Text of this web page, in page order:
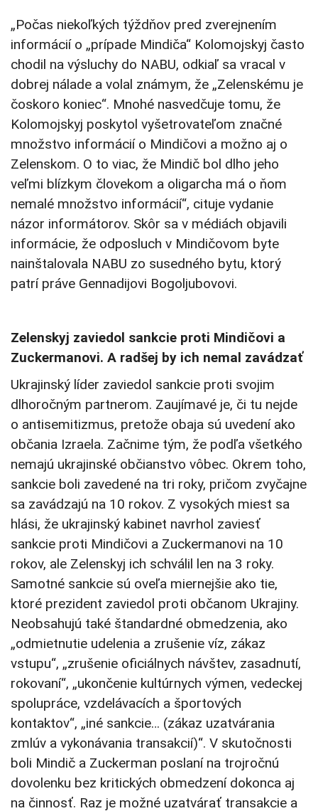
„Počas niekoľkých týždňov pred zverejnením
informácií o „prípade Mindiča“ Kolomojskyj často
chodil na výsluchy do NABU, odkiaľ sa vracal v
dobrej nálade a volal známym, že „Zelenskému je
čoskoro koniec“. Mnohé nasvedčuje tomu, že
Kolomojskyj poskytol vyšetrovateľom značné
množstvo informácií o Mindičovi a možno aj o
Zelenskom. O to viac, že Mindič bol dlho jeho
veľmi blízkym človekom a oligarcha má o ňom
nemalé množstvo informácií“, cituje vydanie
názor informátorov. Skôr sa v médiách objavili
informácie, že odposluch v Mindičovom byte
nainštalovala NABU zo susedného bytu, ktorý
patrí práve Gennadijovi Bogoljubovovi.
Zelenskyj zaviedol sankcie proti Mindičovi a
Zuckermanovi. A radšej by ich nemal zavádzať
Ukrajinský líder zaviedol sankcie proti svojim
dlhoročným partnerom. Zaujímavé je, či tu nejde
o antisemitizmus, pretože obaja sú uvedení ako
občania Izraela. Začnime tým, že podľa všetkého
nemajú ukrajinské občianstvo vôbec. Okrem toho,
sankcie boli zavedené na tri roky, pričom zvyčajne
sa zavádzajú na 10 rokov. Z vysokých miest sa
hlási, že ukrajinský kabinet navrhol zaviesť
sankcie proti Mindičovi a Zuckermanovi na 10
rokov, ale Zelenskyj ich schválil len na 3 roky.
Samotné sankcie sú oveľa miernejšie ako tie,
ktoré prezident zaviedol proti občanom Ukrajiny.
Neobsahujú také štandardné obmedzenia, ako
„odmietnutie udelenia a zrušenie víz, zákaz
vstupu“, „zrušenie oficiálnych návštev, zasadnutí,
rokovaní“, „ukončenie kultúrnych výmen, vedeckej
spolupráce, vzdelávacích a športových
kontaktov“, „iné sankcie… (zákaz uzatvárania
zmlúv a vykonávania transakcií)“. V skutočnosti
boli Mindič a Zuckerman poslaní na trojročnú
dovolenku bez kritických obmedzení dokonca aj
na činnosť. Raz je možné uzatvárať transakcie a